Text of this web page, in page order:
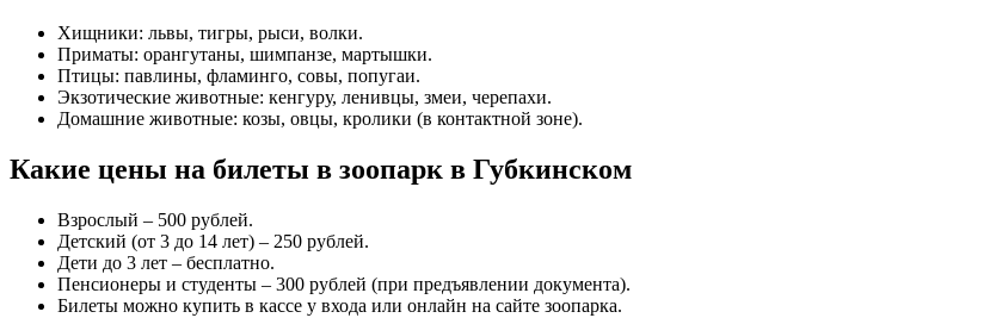
Хищники: львы, тигры, рыси, волки.
Приматы: орангутаны, шимпанзе, мартышки.
Птицы: павлины, фламинго, совы, попугаи.
Экзотические животные: кенгуру, ленивцы, змеи, черепахи.
Домашние животные: козы, овцы, кролики (в контактной зоне).
Какие цены на билеты в зоопарк в Губкинском
Взрослый – 500 рублей.
Детский (от 3 до 14 лет) – 250 рублей.
Дети до 3 лет – бесплатно.
Пенсионеры и студенты – 300 рублей (при предъявлении документа).
Билеты можно купить в кассе у входа или онлайн на сайте зоопарка.